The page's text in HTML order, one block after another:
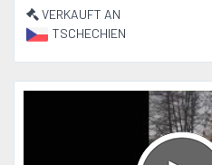
VERKAUFT AN
TSCHECHIEN